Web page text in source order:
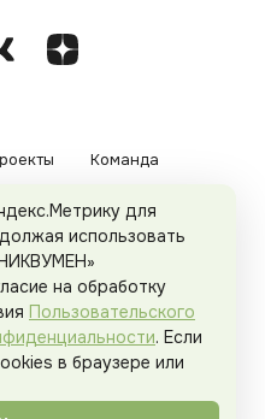
Команда
конфиденциальности
соглашение
. Все права защищены.
для
использовать
на обработку
Пользовательского
. Если
в браузере или